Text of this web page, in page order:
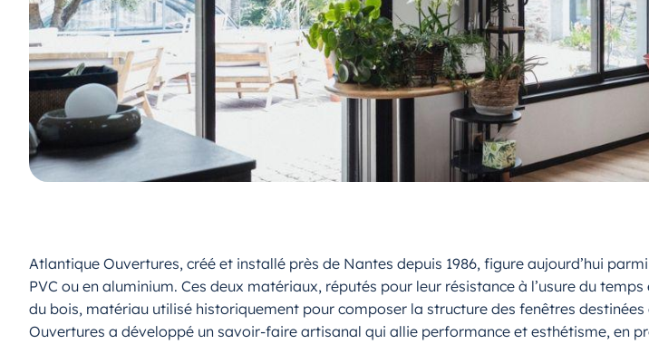
Atlantique Ouvertures, créé et installé près de Nantes depuis 1986, figure aujourd’hui
PVC ou en aluminium. Ces deux matériaux, réputés pour leur résistance à l’usure du
du bois, matériau utilisé historiquement pour composer la structure des fenêtres
Ouvertures a développé un savoir-faire artisanal qui allie performance et esthétisme, en